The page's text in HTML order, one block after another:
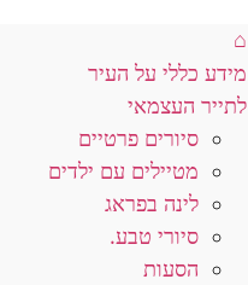
⌂
מידע כללי על העיר
לתייר העצמאי
סיורים פרטיים
מטיילים עם ילדים
לינה בפראג
סיורי טבע.
הסעות